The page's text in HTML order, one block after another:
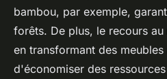
bambou, par exemple,
forêts. De plus, le recours au
en transformant des
d'économiser des